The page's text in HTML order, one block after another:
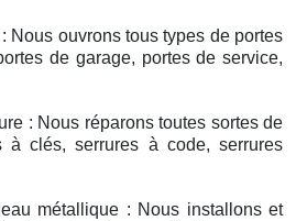
Nous ouvrons tous types de portes
de garage, portes de service,
: Nous réparons toutes sortes de
à clés, serrures à code, serrures
métallique : Nous installons et